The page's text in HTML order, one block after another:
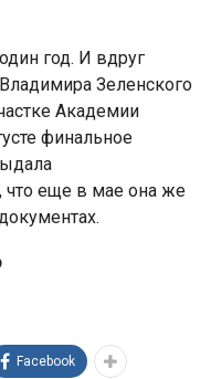
год. И вдруг
Зеленского
Академии
финальное
что еще в мае она же
Facebook